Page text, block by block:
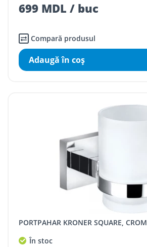
699 MDL / buc
Compară produsul
Adaugă în coş
PORTPAHAR KRONER SQUARE, CROM
În stoc